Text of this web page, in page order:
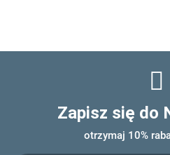
Zapisz się do
otrzymaj 10%